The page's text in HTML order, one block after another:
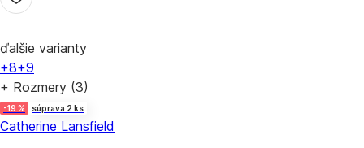
ďalšie varianty
+8+9
+ Rozmery (3)
-19 % súprava 2 ks
Catherine Lansfield